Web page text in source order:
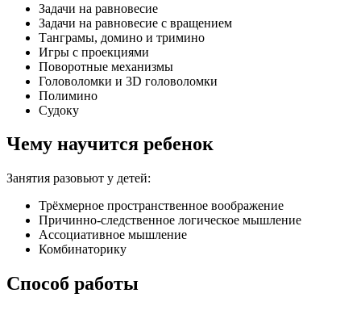
Задачи на равновесие
Задачи на равновесие c вращением
Танграмы, домино и тримино
Игры с проекциями
Поворотные механизмы
Головоломки и 3D головоломки
Полимино
Судоку
Чему научится ребенок
Занятия разовьют у детей:
Трёхмерное пространственное воображение
Причинно-следственное логическое мышление
Ассоциативное мышление
Комбинаторику
Способ работы